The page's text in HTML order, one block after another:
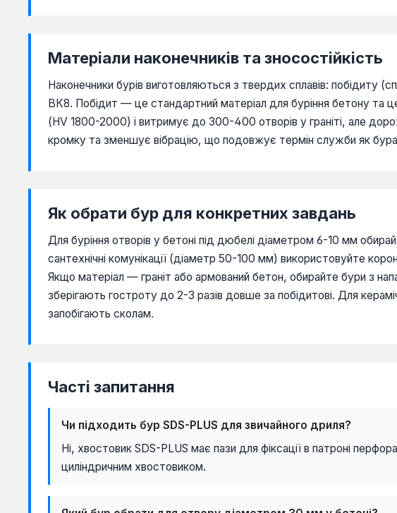
Матеріали наконечників та зносостійкість
Наконечники бурів виготовляються з твердих сплавів: побідиту
ВК8. Побідит — це стандартний матеріал для буріння бетону та
(HV 1800-2000) і витримує до 300-400 отворів у граніті, але
кромку та зменшує вібрацію, що подовжує термін служби як
Як обрати бур для конкретних завдань
Для буріння отворів у бетоні під дюбелі діаметром 6-10 мм
сантехнічні комунікації (діаметр 50-100 мм) використовуйте
Якщо матеріал — граніт або армований бетон, обирайте бури з
зберігають гостроту до 2-3 разів довше за побідитові. Для
запобігають сколам.
Часті запитання
Чи підходить бур SDS-PLUS для звичайного дриля?
Ні, хвостовик SDS-PLUS має пази для фіксації в патроні
циліндричним хвостовиком.